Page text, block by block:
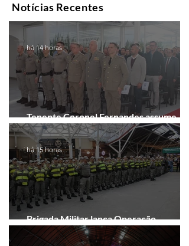
Notícias Recentes
Tenente Coronel Fernandes assume
comando do 41º BPM em Gramado
há 14 horas
Brigada Militar lança Operação
Convergência na Região das Hortênsias
há 15 horas